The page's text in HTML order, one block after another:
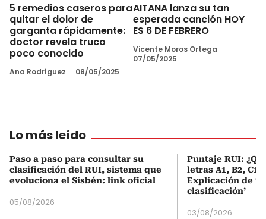
5 remedios caseros para
quitar el dolor de
garganta rápidamente:
doctor revela truco
poco conocido
Ana Rodríguez 08/05/2025
AITANA lanza su tan
esperada canción HOY
ES 6 DE FEBRERO
Vicente Moros Ortega
07/05/2025
Lo más leído
Paso a paso para consultar su
clasificación del RUI, sistema que
evoluciona el Sisbén: link oficial
05/08/2026
Puntaje RUI:
letras A1, B2, C1
Explicación de
clasificación’
03/08/2026